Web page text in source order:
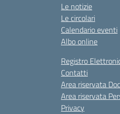
Le notizie
Le circolari
Calendario eventi
Albo online
Registro
Contatti
Area riservata
Area riservata
Privacy